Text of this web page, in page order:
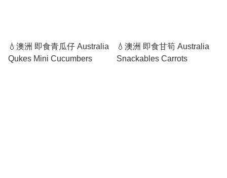
💧澳洲 即食青瓜仔 Australia
Qukes Mini Cucumbers
💧澳洲 即食甘筍 Australia
Snackables Carrots